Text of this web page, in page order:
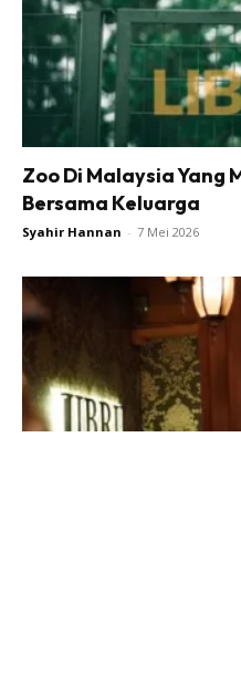
Zoo Di Malaysia Yang
Bersama Keluarga
Syahir Hannan - 7 Mei 2026